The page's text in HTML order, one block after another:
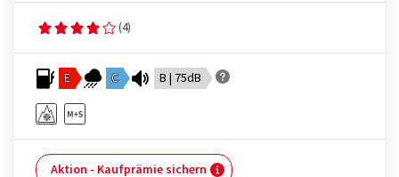
(4)
E C B | 75dB
Aktion - Kaufprämie sichern